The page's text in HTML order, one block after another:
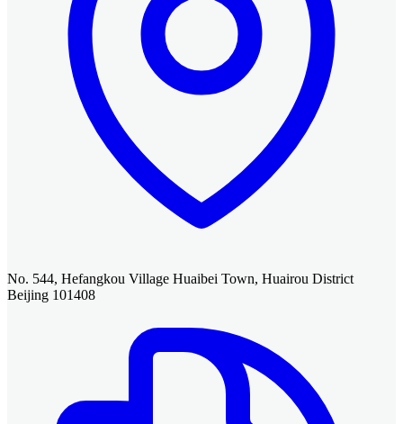
No. 544, Hefangkou Village Huaibei Town, Huairou District
Beijing 101408